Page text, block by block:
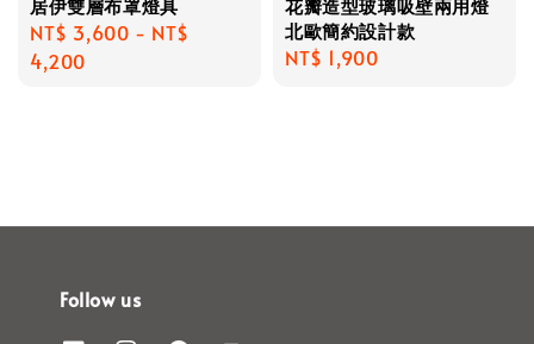
Regular
price
NT$ 3,600 - NT$
4,200
北歐簡約設計款
Regular
NT$ 1,900
Follow us